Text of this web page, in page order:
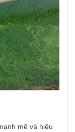
mẽ và hiệu